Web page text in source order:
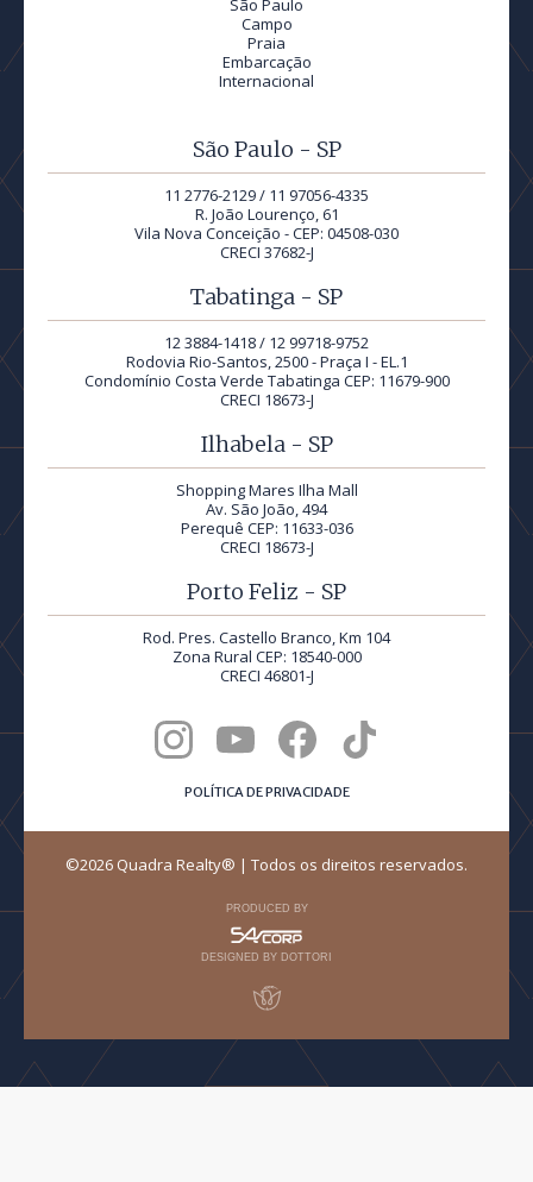
São Paulo
Campo
Praia
Embarcação
Internacional
São Paulo - SP
11 2776-2129 / 11 97056-4335
R. João Lourenço, 61
Vila Nova Conceição - CEP: 04508-030
CRECI 37682-J
Tabatinga - SP
12 3884-1418 / 12 99718-9752
Rodovia Rio-Santos, 2500 - Praça I - EL.1
Condomínio Costa Verde Tabatinga CEP: 11679-900
CRECI 18673-J
Ilhabela - SP
Shopping Mares Ilha Mall
Av. São João, 494
Perequê CEP: 11633-036
CRECI 18673-J
Porto Feliz - SP
Rod. Pres. Castello Branco, Km 104
Zona Rural CEP: 18540-000
CRECI 46801-J
POLÍTICA DE PRIVACIDADE
©2026 Quadra Realty® | Todos os direitos reservados.
PRODUCED BY
DESIGNED BY DOTTORI